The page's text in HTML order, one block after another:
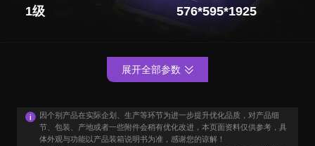
1级 576*595*1925
因个别产品在实际企划、生产等环节为进一步提升优化品质，对产品细
节、包装、产地或者一些附件会稍有优化改进，本页面资料仅供参考，具
体外观与功能以产品装箱说明书为准，感谢您的谅解！
展开全部参数